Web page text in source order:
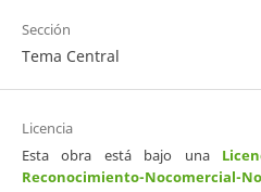
Sección
Tema Central
Licencia
Esta obra está bajo una
Reconocimiento-Nocomercial-